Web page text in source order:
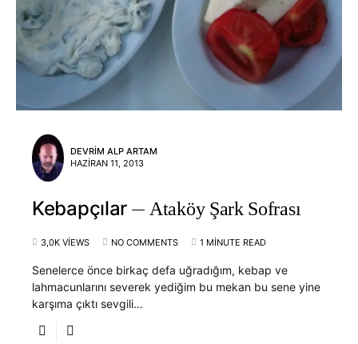
DEVRIM ALP ARTAM
HAZIRAN 11, 2013
Kebapçılar Ataköy Şark Sofrası
3,0K VIEWS NO COMMENTS 1 MINUTE READ
Senelerce önce birkaç defa uğradığım, kebap ve
lahmacunlarını severek yediğim bu mekan bu sene yine
karşıma çıktı sevgili…